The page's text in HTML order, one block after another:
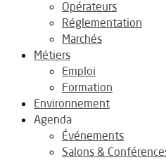
Opérateurs
Réglementation
Marchés
Métiers
Emploi
Formation
Environnement
Agenda
Événements
Salons &